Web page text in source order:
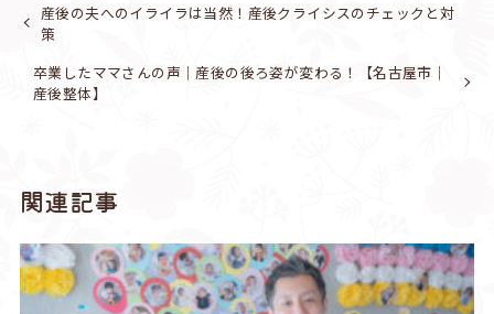
産後の夫へのイライラは当然！産後クライシスのチェックと対
策
卒業したママさんの声｜産後の後ろ姿が変わる！【名古屋市｜
産後整体】
関連記事